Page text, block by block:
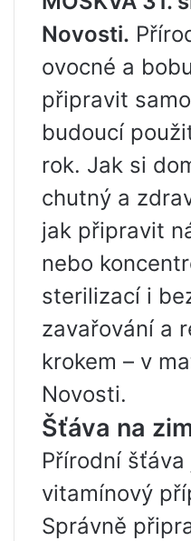
Novosti.
ovocné a
připravit
budoucí
rok. Jak si
chutný a
jak připravit
nebo
sterilizací i
zavařování a
krokem – v
Novosti.
Šťáva na
Přírodní
vitamínový
Správně